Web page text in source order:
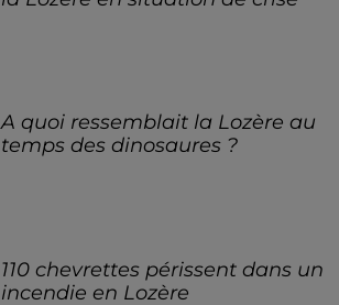
A quoi ressemblait la Lozère au
temps des dinosaures ?
110 chevrettes périssent dans un
incendie en Lozère